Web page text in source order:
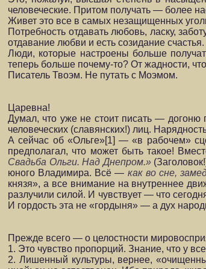
человеческие. Притом получать — более
Живет это все в самых незащищенных
Потребность отдавать любовь, ласку,
отдавание любви и есть созидание счастья.
Люди, которые настроены больше
теперь больше почему-то? От жадности,
Писатель Твоэм. Не путать с Моэмом.
Царевна!
Думал, что уже не стоит писать — догоню
человеческих (славянских!) лиц.
А сейчас об «Ольге»[1] — «в рабочем»
предполагал, что может быть такое!
Свадьба Ольги. Над Днепром.»
юного Владимира. Всё — как во сне,
князя», а все внимание на внутреннее
разлучили силой. И чувствует — что
И гордость эта не «гордыня» — а дух
Прежде всего — о целостности
1. Это чувство пропорций. Знание, что у
2. Лишенный культуры, вернее,